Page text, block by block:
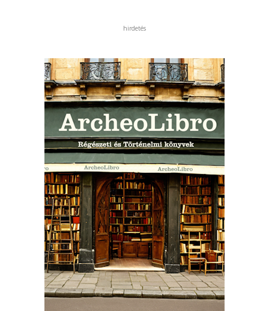
hirdetés